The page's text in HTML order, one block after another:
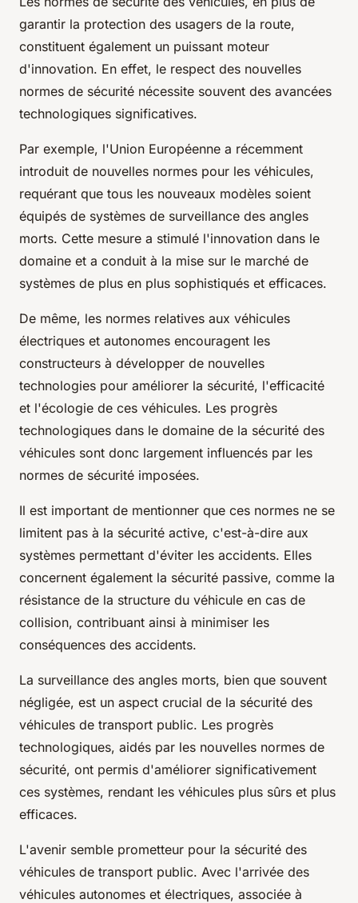
garantir la protection des usagers de la route,
constituent également un puissant moteur
d'innovation. En effet, le respect des nouvelles
normes de sécurité nécessite souvent des avancées
technologiques significatives.
Par exemple, l'Union Européenne a récemment
introduit de nouvelles normes pour les véhicules,
requérant que tous les nouveaux modèles soient
équipés de systèmes de surveillance des angles
morts. Cette mesure a stimulé l'innovation dans le
domaine et a conduit à la mise sur le marché de
systèmes de plus en plus sophistiqués et efficaces.
De même, les normes relatives aux véhicules
électriques et autonomes encouragent les
constructeurs à développer de nouvelles
technologies pour améliorer la sécurité, l'efficacité
et l'écologie de ces véhicules. Les progrès
technologiques dans le domaine de la sécurité des
véhicules sont donc largement influencés par les
normes de sécurité imposées.
Il est important de mentionner que ces normes ne se
limitent pas à la sécurité active, c'est-à-dire aux
systèmes permettant d'éviter les accidents. Elles
concernent également la sécurité passive, comme la
résistance de la structure du véhicule en cas de
collision, contribuant ainsi à minimiser les
conséquences des accidents.
La surveillance des angles morts, bien que souvent
négligée, est un aspect crucial de la sécurité des
véhicules de transport public. Les progrès
technologiques, aidés par les nouvelles normes de
sécurité, ont permis d'améliorer significativement
ces systèmes, rendant les véhicules plus sûrs et plus
efficaces.
L'avenir semble prometteur pour la sécurité des
véhicules de transport public. Avec l'arrivée des
véhicules autonomes et électriques, associée à